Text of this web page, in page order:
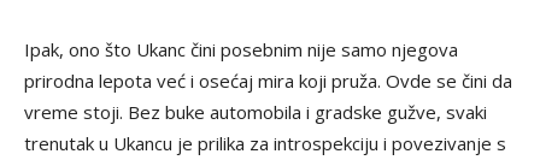
Ipak, ono što Ukanc čini posebnim nije samo njegova
prirodna lepota već i osećaj mira koji pruža. Ovde se čini da
vreme stoji. Bez buke automobila i gradske gužve, svaki
trenutak u Ukancu je prilika za introspekciju i povezivanje s